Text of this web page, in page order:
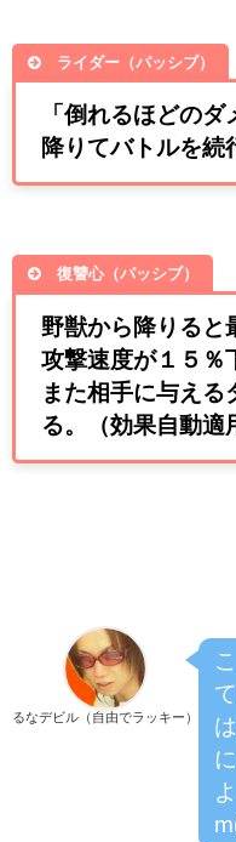
ライダー（パッシブ）
「倒れるほどの
降りてバトルを続
復讐心（パッシブ）
野獣から降りると
攻撃速度が１５％
また相手に与える
る。（効果自動適
るなデビル（自由でラッキー）